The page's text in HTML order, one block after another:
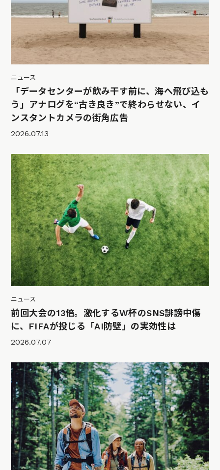
ニュース
「データセンターが飲み干す前に、海へ飛び込も
う」アナログを“古き良き”で終わらせない、イ
ンスタントカメラの街角広告
2026.07.13
ニュース
前回大会の13倍。激化するW杯のSNS誹謗中傷
に、FIFAが投じる「AI防壁」の実効性は
2026.07.07